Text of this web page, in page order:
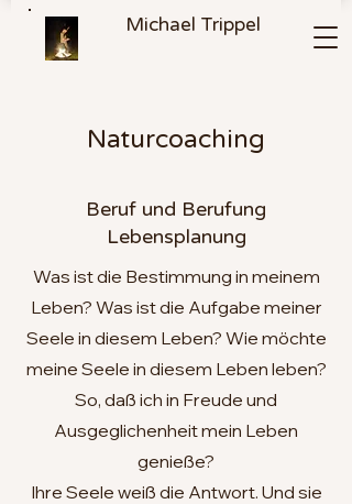
Michael Trippel
Naturcoaching
Beruf und Berufung
Lebensplanung
Was ist die Bestimmung in meinem
Leben? Was ist die Aufgabe meiner
Seele in diesem Leben? Wie möchte
meine Seele in diesem Leben leben?
So, daß ich in Freude und
Ausgeglichenheit mein Leben
genieße?
Ihre Seele weiß die Antwort. Und sie